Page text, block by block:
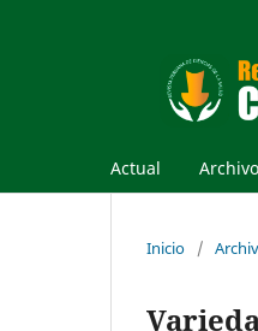
Actual
Inicio /